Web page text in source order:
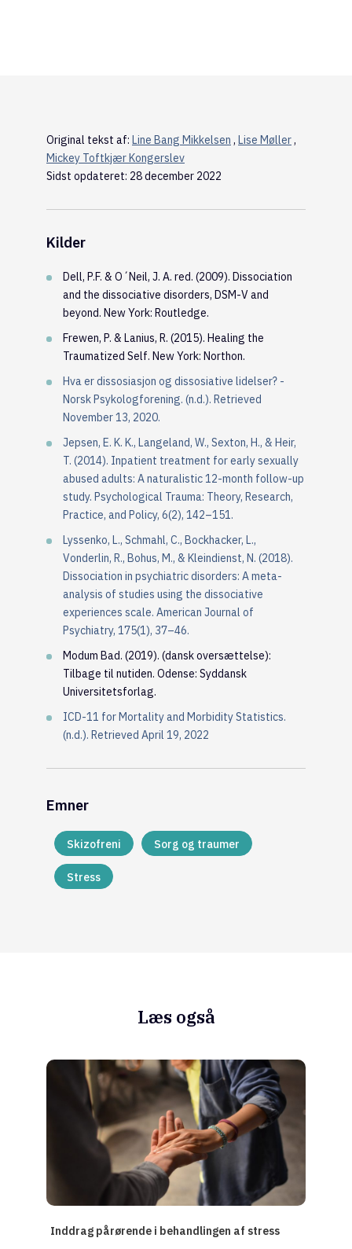
Original tekst af: Line Bang Mikkelsen , Lise Møller,
Mickey Toftkjær Kongerslev
Sidst opdateret: 28 december 2022
Kilder
Dell, P.F. & O´Neil, J. A. red. (2009). Dissociation
and the dissociative disorders, DSM-V and
beyond. New York: Routledge.
Frewen, P. & Lanius, R. (2015). Healing the
Traumatized Self. New York: Northon.
Hva er dissosiasjon og dissosiative lidelser? -
Norsk Psykologforening. (n.d.). Retrieved
November 13, 2020.
Jepsen, E. K. K., Langeland, W., Sexton, H., & Heir,
T. (2014). Inpatient treatment for early sexually
abused adults: A naturalistic 12-month follow-up
study. Psychological Trauma: Theory, Research,
Practice, and Policy, 6(2), 142–151.
Lyssenko, L., Schmahl, C., Bockhacker, L.,
Vonderlin, R., Bohus, M., & Kleindienst, N. (2018).
Dissociation in psychiatric disorders: A meta-
analysis of studies using the dissociative
experiences scale. American Journal of
Psychiatry, 175(1), 37–46.
Modum Bad. (2019). (dansk oversættelse):
Tilbage til nutiden. Odense: Syddansk
Universitetsforlag.
ICD-11 for Mortality and Morbidity Statistics.
(n.d.). Retrieved April 19, 2022
Emner
Skizofreni Sorg og traumer
Stress
Læs også
Inddrag pårørende i behandlingen af stress